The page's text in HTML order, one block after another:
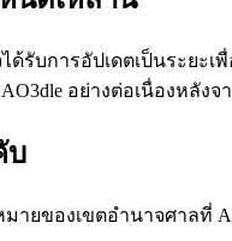
ด้รับการอัปเดตเป็นระย
อย่างต่อเนื่องหลัง
บ
ยของเขตอำนาจศาลที่